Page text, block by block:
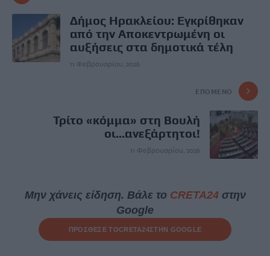
Δήμος Ηρακλείου: Εγκρίθηκαν
από την Αποκεντρωμένη οι
αυξήσεις στα δημοτικά τέλη
11 Φεβρουαρίου, 2026
ΕΠΌΜΕΝΟ
Τρίτο «κόμμα» στη Βουλή
οι...ανεξάρτητοι!
11 Φεβρουαρίου, 2026
Μην χάνεις είδηση. Βάλε το CRETA24στην
Google
ΠΡΟΣΘΕΣΕ ΤΟCRETA24ΣΤΗΝ GOOGLE